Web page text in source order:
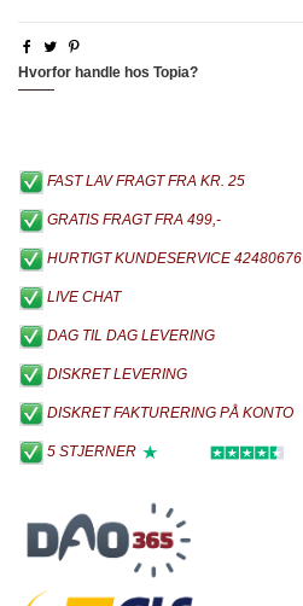
Hvorfor handle hos Topia?
FAST LAV FRAGT FRA KR. 25
GRATIS FRAGT FRA 499,-
HURTIGT KUNDESERVICE 42480676
LIVE CHAT
DAG TIL DAG LEVERING
DISKRET LEVERING
DISKRET FAKTURERING PÅ KONTO
5 STJERNER